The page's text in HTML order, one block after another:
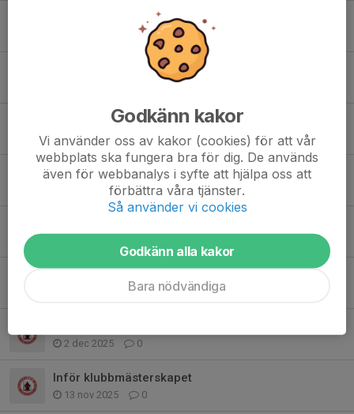
Inställd träning mån 6/4 - annandag påsk
0
Ungdomstävling i Eskilstuna långfredagen 3/4
Inställd träning mån 9/3
3 mar, 08:30 0
Vintersportspelen 2026
17 jan, 15:58 0
0
2 dec 2025 0
Inför klubbmästerskapet
13 nov 2025 0
Godkänn kakor
Vi använder oss av kakor (cookies) för att vår
webbplats ska fungera bra för dig. De används
även för webbanalys i syfte att hjälpa oss att
förbättra våra tjänster.
Så använder vi cookies
Godkänn alla kakor
Bara nödvändiga